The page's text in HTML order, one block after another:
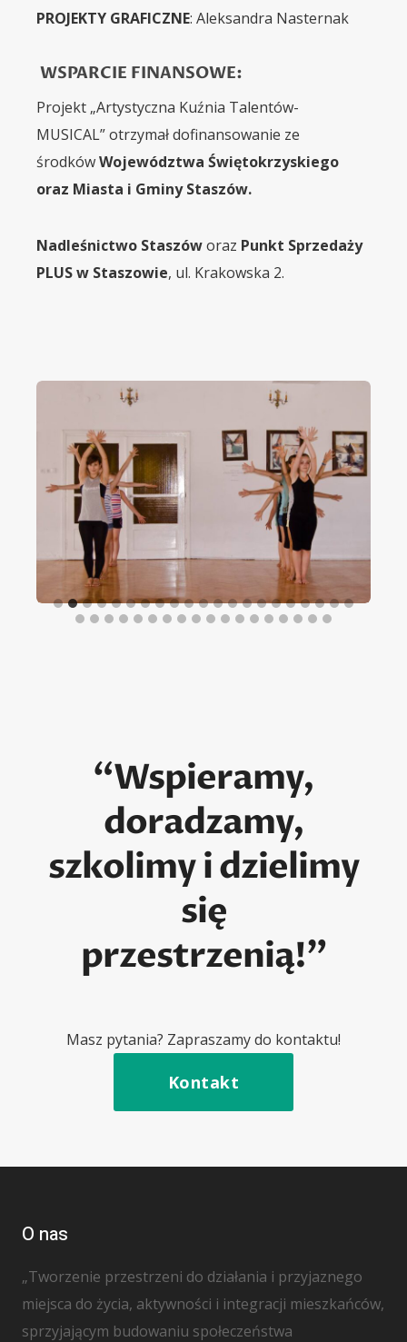
PROJEKTY GRAFICZNE: Aleksandra Nasternak
WSPARCIE FINANSOWE:
Projekt „Artystyczna Kuźnia Talentów-
MUSICAL” otrzymał dofinansowanie ze
środkówWojewództwa Świętokrzyskiego
oraz Miasta i Gminy Staszów.
Nadleśnictwo Staszóworaz Punkt Sprzedaży
PLUS w Staszowie, ul. Krakowska 2.
“Wspieramy,
doradzamy,
szkolimy i dzielimy
się
przestrzenią!”
Masz pytania? Zapraszamy do kontaktu!
Kontakt
O nas
„Tworzenie przestrzeni do działania i przyjaznego
miejsca do życia, aktywności i integracji mieszkańców,
sprzyjającym budowaniu społeczeństwa